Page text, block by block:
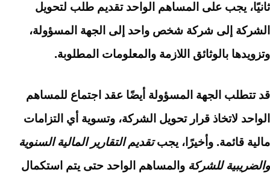
ثانيًا، يجب على المساهم الواحد تقديم طلب لتحويل
الشركة إلى شركة شخص واحد إلى الجهة المسؤولة،
وتزويدها بالوثائق اللازمة والمعلومات المطلوبة.
قد تتطلب الجهة المسؤولة أيضًا عقد اجتماع للمساهم
الواحد لاتخاذ قرار تحويل الشركة، وتسوية أي التزامات
مالية قائمة. وأخيرًا، يجبتقديم التقارير المالية السنوية
والضريبية للشركة والمساهم الواحد حتى يتم استكمال